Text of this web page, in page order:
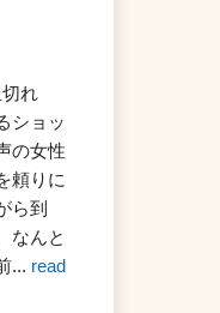
れ
ショッ
の女性
頼りに
ら到
なんと
... read